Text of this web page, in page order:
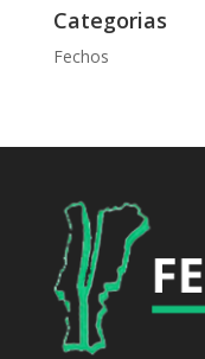
Categorias
Fechos